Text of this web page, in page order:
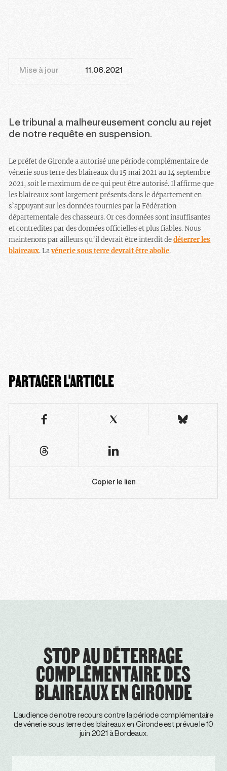
Mise à jour 11.06.2021
Le tribunal a malheureusement conclu au rejet
de notre requête en suspension.
Le préfet de Gironde a autorisé une période complémentaire de
vénerie sous terre des blaireaux du 15 mai 2021 au 14 septembre
2021, soit le maximum de ce qui peut être autorisé. Il affirme que
les blaireaux sont largement présents dans le département en
s’appuyant sur les données fournies par la Fédération
départementale des chasseurs. Or ces données sont insuffisantes
et contredites par des données officielles et plus fiables. Nous
maintenons par ailleurs qu’il devrait être interdit dedéterrer les
blaireaux. Lavénerie sous terre devrait être abolie.
PARTAGER L'ARTICLE
Copier le lien
STOP AU DÉTERRAGE
COMPLÉMENTAIRE DES
BLAIREAUX EN GIRONDE
L’audience de notre recours contre la période complémentaire
de vénerie sous terre des blaireaux en Gironde est prévue le 10
juin 2021 à Bordeaux.